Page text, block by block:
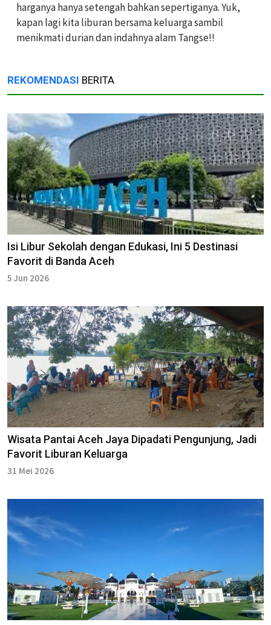
harganya hanya setengah bahkan sepertiganya. Yuk,
kapan lagi kita liburan bersama keluarga sambil
menikmati durian dan indahnya alam Tangse!!
REKOMENDASI BERITA
Isi Libur Sekolah dengan Edukasi, Ini 5 Destinasi
Favorit di Banda Aceh
5 Jun 2026
Wisata Pantai Aceh Jaya Dipadati Pengunjung, Jadi
Favorit Liburan Keluarga
31 Mei 2026